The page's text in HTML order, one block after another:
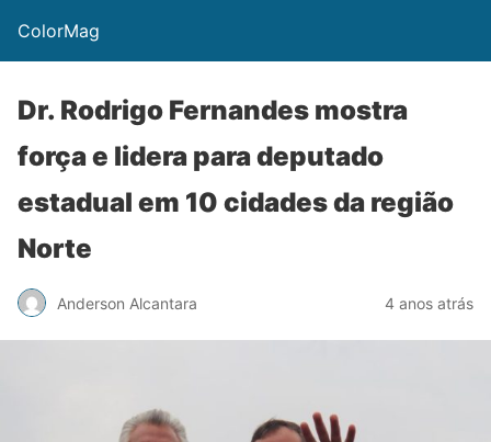
ColorMag
Dr. Rodrigo Fernandes mostra
força e lidera para deputado
estadual em 10 cidades da região
Norte
Anderson Alcantara 4 anos atrás